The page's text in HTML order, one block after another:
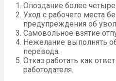
Опоздание более
Уход с рабочего места
предупреждения об
Самовольное взятие
Нежелание выполнять
перевода.
Отказ работать как
работодателя.